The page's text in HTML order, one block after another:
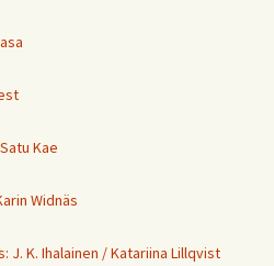
Kae
Widnäs
J. K. Ihalainen / Katariina Lillqvist